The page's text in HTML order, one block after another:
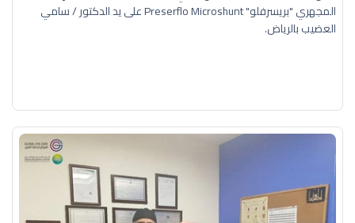
المجهري "بريسرفلو" Preserflo Microshunt على يد الدكتور / سامي
العضيب بالرياض.